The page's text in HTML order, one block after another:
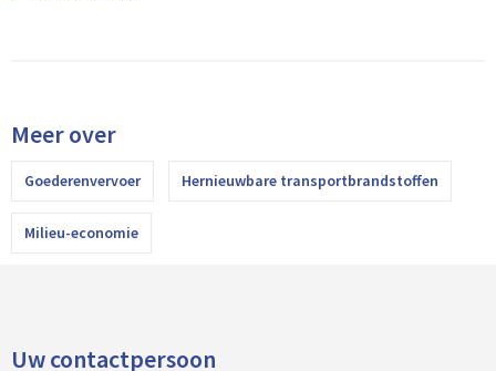
Meer over
Goederenvervoer Hernieuwbare transportbrandstoffen
Milieu-economie
Uw contactpersoon